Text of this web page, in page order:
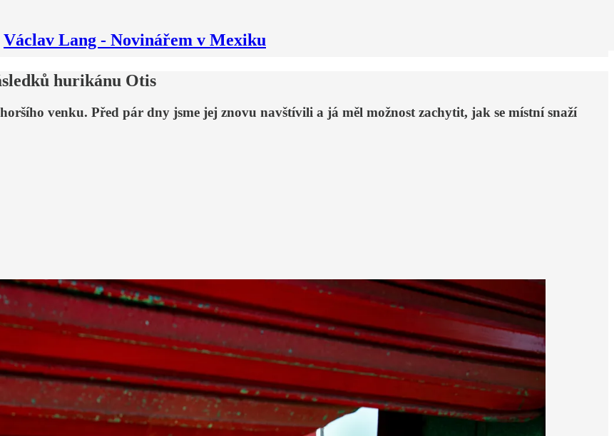
Václav Lang - Novinářem v Mexiku
hurikánu Otis
venku. Před pár dny jsme jej znovu navštívili a já měl možnost zachytit, jak se místní snaží